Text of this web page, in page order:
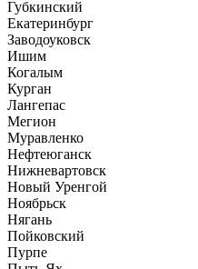
Губкинский
Екатеринбург
Заводоуковск
Ишим
Когалым
Курган
Лангепас
Мегион
Муравленко
Нефтеюганск
Нижневартовск
Новый Уренгой
Ноябрьск
Нягань
Пойковский
Пурпе